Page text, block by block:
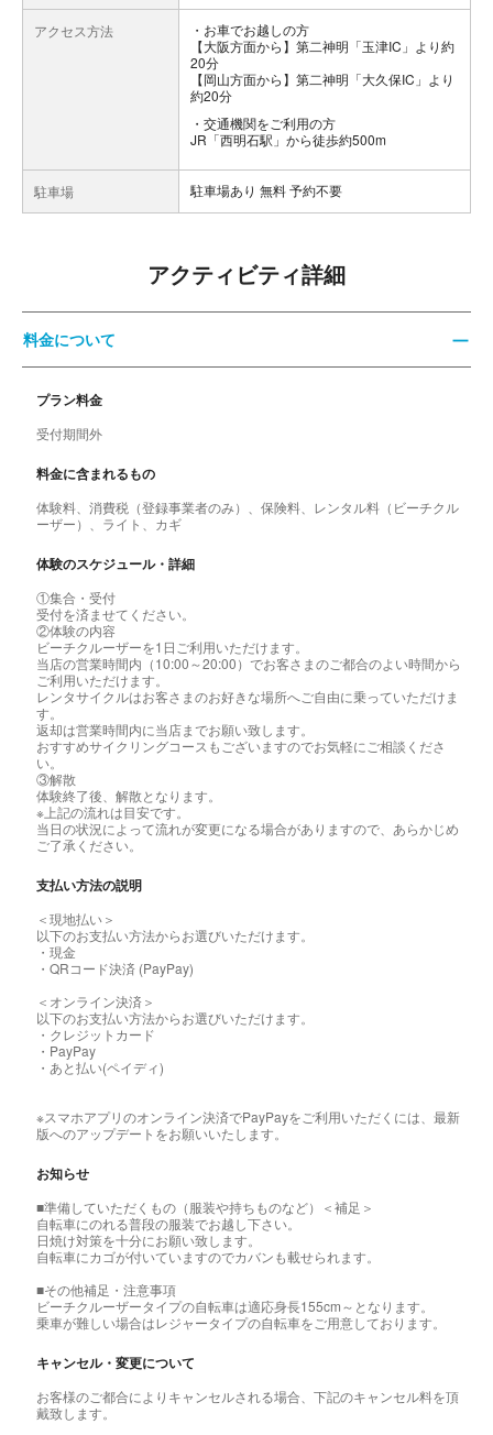
アクセス方法
お車でお越しの方
【大阪方面から】第二神明「玉津IC」より約
20分
【岡山方面から】第二神明「大久保IC」より
約20分
交通機関をご利用の方
JR「西明石駅」から徒歩約500m
駐車場 駐車場あり 無料 予約不要
アクティビティ詳細
料金について
プラン料金
受付期間外
料金に含まれるもの
体験料、消費税（登録事業者のみ）、保険料、レンタル料（ビーチクル
ーザー）、ライト、カギ
体験のスケジュール・詳細
①集合・受付
受付を済ませてください。
②体験の内容
ビーチクルーザーを1日ご利用いただけます。
当店の営業時間内（10:00～20:00）でお客さまのご都合のよい時間から
ご利用いただけます。
レンタサイクルはお客さまのお好きな場所へご自由に乗っていただけま
す。
返却は営業時間内に当店までお願い致します。
おすすめサイクリングコースもございますのでお気軽にご相談くださ
い。
③解散
体験終了後、解散となります。
※上記の流れは目安です。
当日の状況によって流れが変更になる場合がありますので、あらかじめ
ご了承ください。
支払い方法の説明
＜現地払い＞
以下のお支払い方法からお選びいただけます。
・現金
・QRコード決済 (PayPay)
＜オンライン決済＞
以下のお支払い方法からお選びいただけます。
・クレジットカード
・PayPay
・あと払い(ペイディ)
※スマホアプリのオンライン決済でPayPayをご利用いただくには、最新
版へのアップデートをお願いいたします。
お知らせ
■準備していただくもの（服装や持ちものなど）＜補足＞
自転車にのれる普段の服装でお越し下さい。
日焼け対策を十分にお願い致します。
自転車にカゴが付いていますのでカバンも載せられます。
■その他補足・注意事項
ビーチクルーザータイプの自転車は適応身長155cm～となります。
乗車が難しい場合はレジャータイプの自転車をご用意しております。
キャンセル・変更について
お客様のご都合によりキャンセルされる場合、下記のキャンセル料を頂
戴致します。